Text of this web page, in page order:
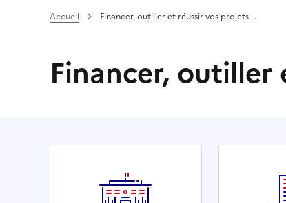
Accueil Financer, outiller et réussir vos projets …
Financer, outiller